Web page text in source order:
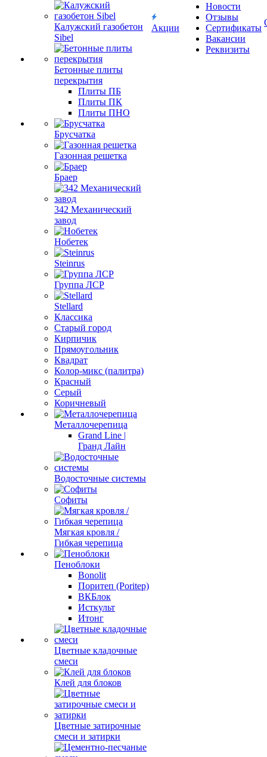
Калужский газобетон
Sibel
Бетонные плиты
перекрытия
Плиты ПБ
Плиты ПК
Плиты ПНО
Брусчатка
Газонная решетка
Браер
342 Механический
завод
Нобетек
Steinrus
Группа ЛСР
Stellard
Классика
Старый город
Кирпичик
Прямоугольник
Квадрат
Колор-микс (палитра)
Красный
Серый
Коричневый
Металлочерепица
Grand Line |
Гранд Лайн
Водосточные системы
Софиты
Мягкая кровля /
Гибкая черепица
Пеноблоки
Bonolit
Поритеп (Poritep)
ВКБлок
Исткульт
Итонг
Цветные кладочные
смеси
Клей для блоков
Цветные затирочные
смеси и затирки
Акции
Новости
Отзывы
Сертификаты
Вакансии
Реквизиты